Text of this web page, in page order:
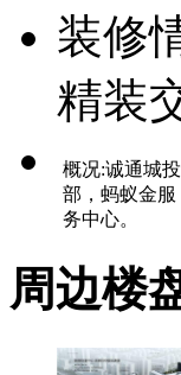
装修
精装
概况:诚通城
部，蚂蚁金
务中心。
周边楼